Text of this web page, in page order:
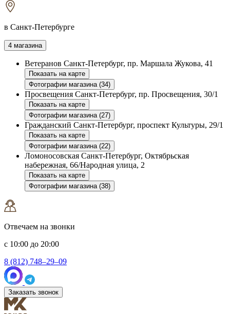
в Санкт-Петербурге
4 магазина
Ветеранов Санкт-Петербург, пр. Маршала Жукова, 41
Показать на карте
Фотографии магазина (34)
Просвещения Санкт-Петербург, пр. Просвещения, 30/1
Показать на карте
Фотографии магазина (27)
Гражданский Санкт-Петербург, проспект Культуры, 29/1
Показать на карте
Фотографии магазина (22)
Ломоносовская Санкт-Петербург, Октябрьская
набережная, 66/Народная улица, 2
Показать на карте
Фотографии магазина (38)
Отвечаем на звонки
с 10:00 до 20:00
8 (812) 748–29–09
Заказать звонок